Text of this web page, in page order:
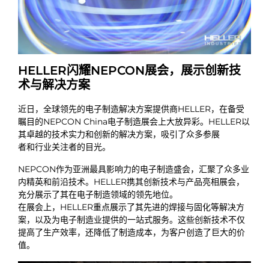
HELLER闪耀NEPCON展会，展示创新技
术与解决方案
近日，全球领先的电子制造解决方案提供商HELLER，在备受
瞩目的NEPCON China电子制造展会上大放异彩。HELLER以
其卓越的技术实力和创新的解决方案，吸引了众多参展
者和行业关注者的目光。
NEPCON作为亚洲最具影响力的电子制造盛会，汇聚了众多业
内精英和前沿技术。HELLER携其创新技术与产品亮相展会，
充分展示了其在电子制造领域的领先地位。
在展会上，HELLER重点展示了其先进的焊接与固化等解决方
案，以及为电子制造业提供的一站式服务。这些创新技术不仅
提高了生产效率，还降低了制造成本，为客户创造了巨大的价
值。